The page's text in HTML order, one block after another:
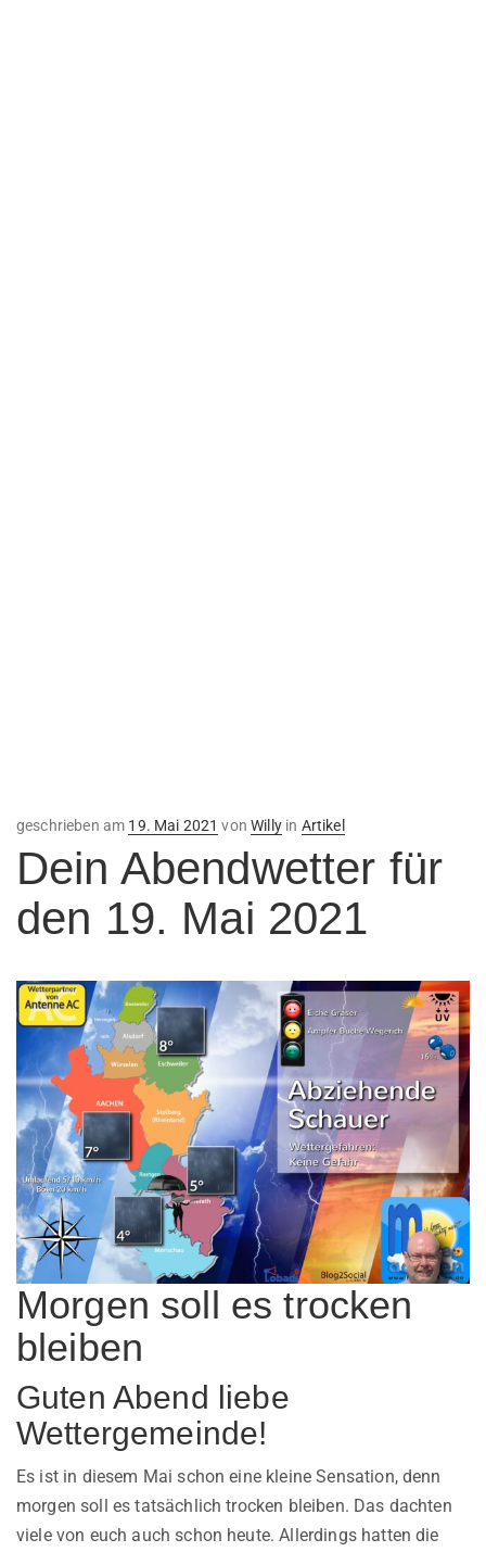
geschrieben am Veröffentlicht
am
19. Mai 2021 vonWillyin Artikel
Dein Abendwetter für
den 19. Mai 2021
Morgen soll es trocken
bleiben
Guten Abend liebe
Wettergemeinde!
Es ist in diesem Mai schon eine kleine Sensation, denn
morgen soll es tatsächlich trocken bleiben. Das dachten
viele von euch auch schon heute. Allerdings hatten die